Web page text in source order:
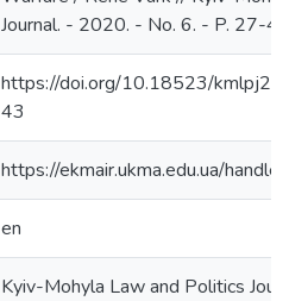
Journal. - 2020. - No. 6. - P. 27-
https://doi.org/10.18523/
43
https://ekmair.ukma.edu.ua/
en
Kyiv-Mohyla Law and Politics